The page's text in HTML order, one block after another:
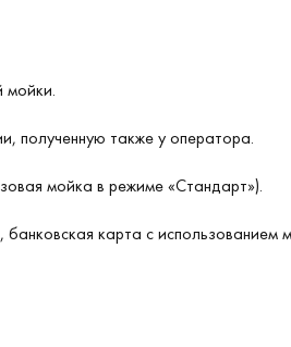
мойки.
полученную также у оператора.
мойка в режиме «Стандарт»).
карта с использованием